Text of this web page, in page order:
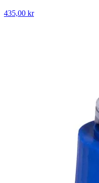
435,00 kr